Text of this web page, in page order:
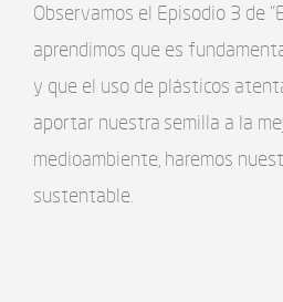
Observamos el Episodio 3 de
aprendimos que es
y que el uso de plásticos
aportar nuestra semilla a la
medioambiente, haremos
sustentable.